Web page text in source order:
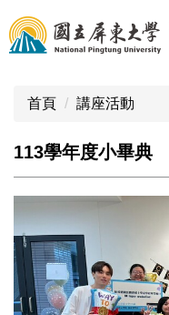
跳
到
主
區
首頁 講座活動
113學年度小畢典